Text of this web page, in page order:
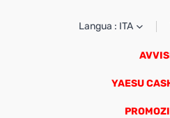
Langua : ITA
YAESU